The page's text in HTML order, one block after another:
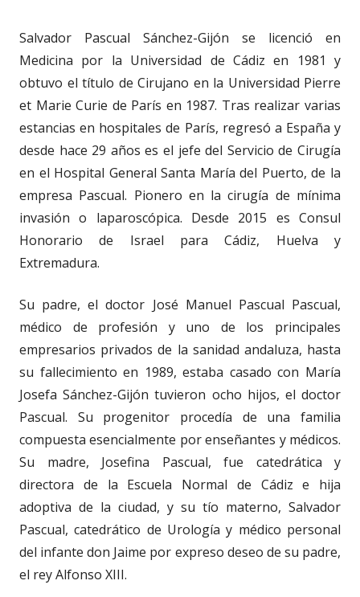
Salvador Pascual Sánchez-Gijón se licenció en
Medicina por la Universidad de Cádiz en 1981 y
obtuvo el título de Cirujano en la Universidad Pierre
et Marie Curie de París en 1987. Tras realizar varias
estancias en hospitales de París, regresó a España y
desde hace 29 años es el jefe del Servicio de Cirugía
en el Hospital General Santa María del Puerto, de la
empresa Pascual. Pionero en la cirugía de mínima
invasión o laparoscópica. Desde 2015 es Consul
Honorario de Israel para Cádiz, Huelva y
Extremadura.
Su padre, el doctor José Manuel Pascual Pascual,
médico de profesión y uno de los principales
empresarios privados de la sanidad andaluza, hasta
su fallecimiento en 1989, estaba casado con María
Josefa Sánchez-Gijón tuvieron ocho hijos, el doctor
Pascual. Su progenitor procedía de una familia
compuesta esencialmente por enseñantes y médicos.
Su madre, Josefina Pascual, fue catedrática y
directora de la Escuela Normal de Cádiz e hija
adoptiva de la ciudad, y su tío materno, Salvador
Pascual, catedrático de Urología y médico personal
del infante don Jaime por expreso deseo de su padre,
el rey Alfonso XIII.